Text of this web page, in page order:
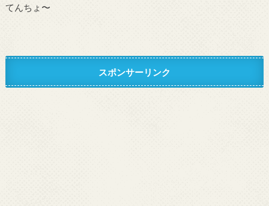
てんちょ〜
スポンサーリンク